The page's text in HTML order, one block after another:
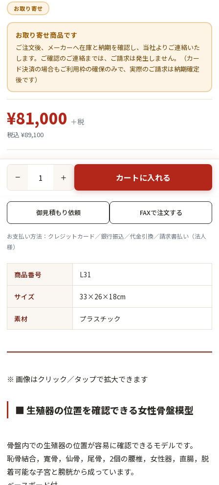
お取り寄せ
お取り寄せ商品です
ご注文後、メーカーへ在庫と納期を確認し、当社よりご連絡いた
します。ご確認のご連絡までは、ご請求は発生しません。（カー
ド決済の場合もご利用枠の確保のみで、実際のご請求は納期確定
後です）
¥81,000 ＋税
税込 ¥89,100
− ＋ カートに入れる
御見積もり依頼 FAXで注文する
お支払い方法：クレジットカード／銀行振込／代金引換／請求書払い（法人
様）
商品番号 L31
サイズ 33×26×18cm
素材 プラスチック
※ 画像はクリック／タップで拡大できます
■ 生殖器の位置を確認できる女性骨盤模型
骨盤内での生殖器の位置が容易に確認できるモデルです。
恥骨結合，寛骨，仙骨，尾骨，2個の腰椎，女性器，直腸，脱
着可能な子宮と膀胱から成っています。